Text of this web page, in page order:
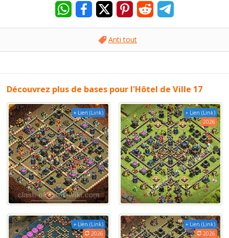
Anti tout
Découvrez plus de bases pour l'Hôtel de Ville 17
+ Lien (Link)
+ Lien (Link)
2026
+ Lien (Link)
2026
+ Lien (Link)
2026